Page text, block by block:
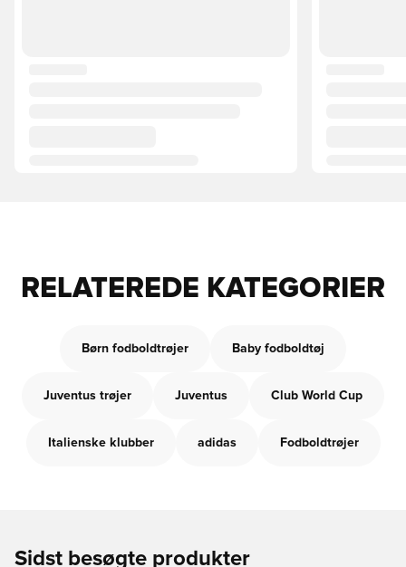
RELATEREDE KATEGORIER
Børn fodboldtrøjer Baby fodboldtøj
Juventus trøjer Juventus Club World Cup
Italienske klubber adidas Fodboldtrøjer
Sidst besøgte produkter